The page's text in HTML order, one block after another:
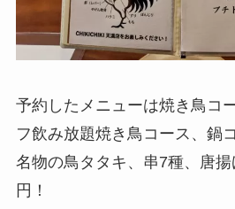
予約したメニューは焼き鳥コ
フ飲み放題焼き鳥コース、鍋
名物の鳥タタキ、串7種、唐
円！